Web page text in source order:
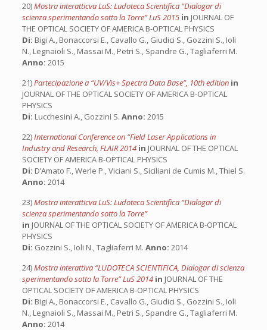
20)Mostra interatticva LuS: Ludoteca Scientifica “Dialogar di
scienza sperimentando sotto la Torre” LuS 2015 in JOURNAL OF
THE OPTICAL SOCIETY OF AMERICA B-OPTICAL PHYSICS
Di: Bigi A., Bonaccorsi E., Cavallo G., Giudici S., Gozzini S., Ioli
N., Legnaioli S., Massai M., Petri S., Spandre G., Tagliaferri M.
Anno: 2015
21)Partecipazione a “UV/Vis+ Spectra Data Base”, 10th edition in
JOURNAL OF THE OPTICAL SOCIETY OF AMERICA B-OPTICAL
PHYSICS
Di: Lucchesini A., Gozzini S. Anno: 2015
22)International Conference on “Field Laser Applications in
Industry and Research, FLAIR 2014 in JOURNAL OF THE OPTICAL
SOCIETY OF AMERICA B-OPTICAL PHYSICS
Di: D’Amato F., Werle P., Viciani S., Siciliani de Cumis M., Thiel S.
Anno: 2014
23)Mostra interatticva LuS: Ludoteca Scientifica “Dialogar di
scienza sperimentando sotto la Torre”
in JOURNAL OF THE OPTICAL SOCIETY OF AMERICA B-OPTICAL
PHYSICS
Di: Gozzini S., Ioli N., Tagliaferri M. Anno: 2014
24)Mostra interattiva “LUDOTECA SCIENTIFICA, Dialogar di scienza
sperimentando sotto la Torre” LuS 2014 in JOURNAL OF THE
OPTICAL SOCIETY OF AMERICA B-OPTICAL PHYSICS
Di: Bigi A., Bonaccorsi E., Cavallo G., Giudici S., Gozzini S., Ioli
N., Legnaioli S., Massai M., Petri S., Spandre G., Tagliaferri M.
Anno: 2014